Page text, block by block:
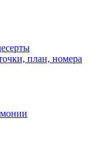
план, номера